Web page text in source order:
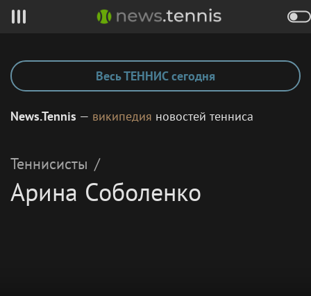
Весь ТЕННИС сегодня
News.Tennis — википедия новостей тенниса
Теннисисты /
Арина Соболенко